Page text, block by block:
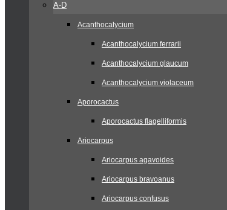
A-D
Acanthocalycium
Acanthocalycium ferrarii
Acanthocalycium glaucum
Acanthocalycium violaceum
Aporocactus
Aporocactus flagelliformis
Ariocarpus
Ariocarpus agavoides
Ariocarpus bravoanus
Ariocarpus confusus